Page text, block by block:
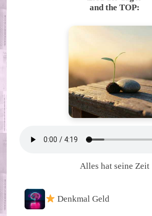
and the TOP:
Alles hat seine Zeit
Denkmal Geld